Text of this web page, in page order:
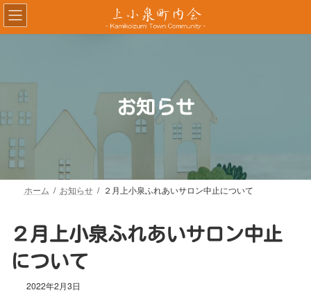
コ
ン
テ
ッ
ナ
ビ
ゲ
移
お知らせ
ホーム お知らせ ２月上小泉ふれあいサロン中止について
２月上小泉ふれあいサロン中止
について
2022年2月3日